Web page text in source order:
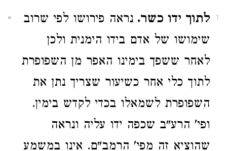
1 לתוך ידו כשר. נראה פירושו לפי שרוב
שימושו של אדם בידו הימנית ולכן
לאחר ששפך בימינו האפר מן השפופרת
לתוך כלי אחר כשיעור שצריך נתן את
השפופרת לשמאלו בכדי לקדש בימין.
ופי' הרע"ב שכפה ידו עליה ונראה
שהוציא זה מפי' הרמב"ם. אינו במשמע